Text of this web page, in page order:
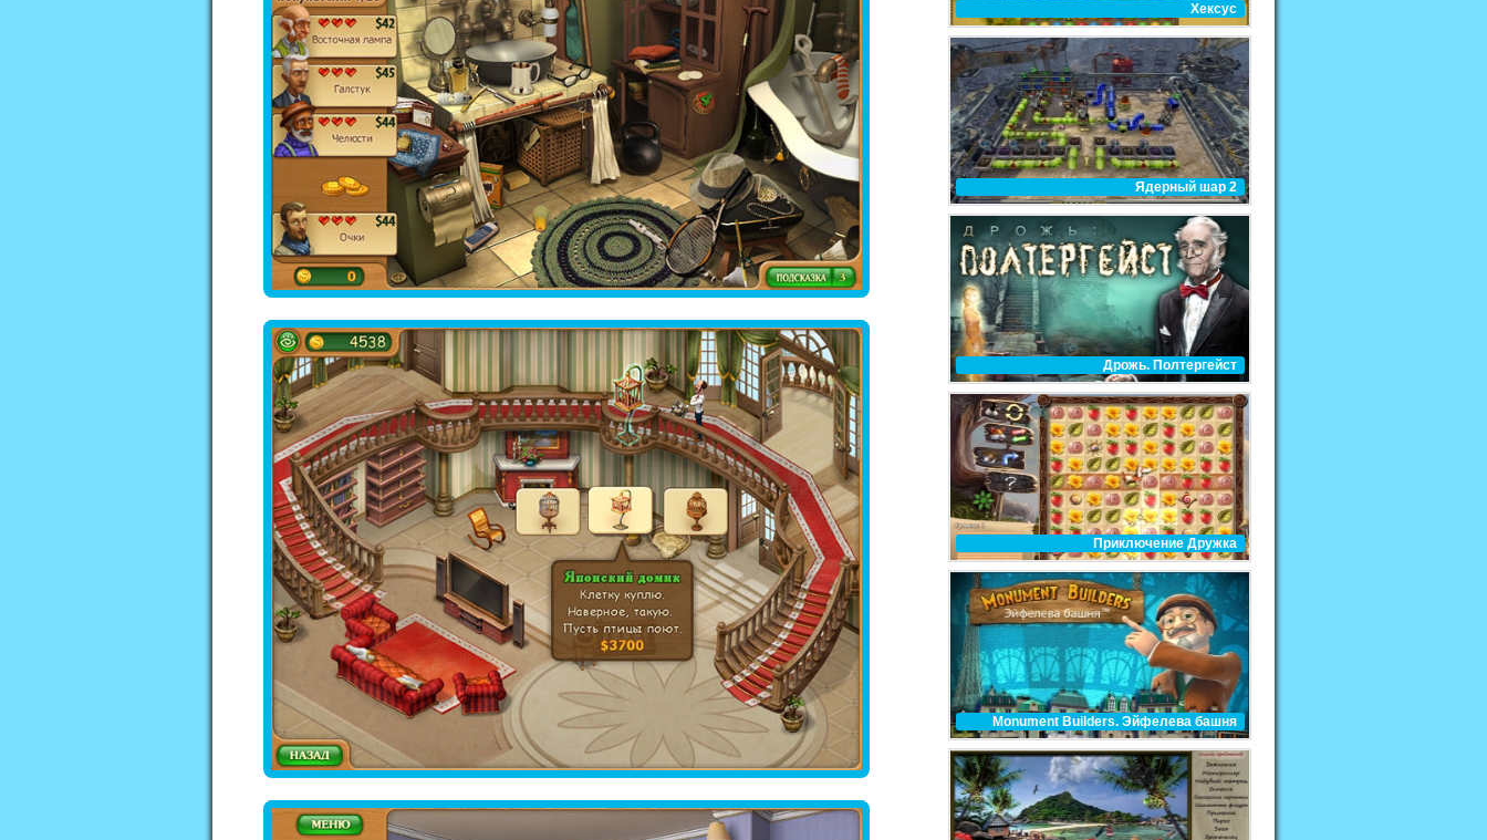
Хексус
Ядерный шар 2
Дрожь. Полтергейст
Приключение Дружка
Monument Builders. Эйфелева башня